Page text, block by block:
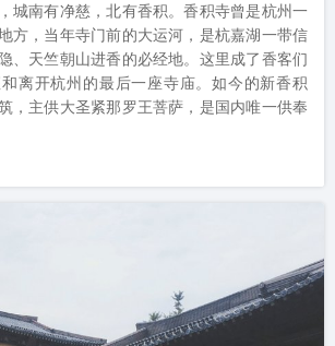
城南有净慈，北有香积。香积寺曾是杭州一
方，当年寺门前的大运河，是杭嘉湖一带信
、天竺朝山进香的必经地。这里成了香客们
离开杭州的最后一座寺庙。如今的新香积
，主供大圣紧那罗王菩萨，是国内唯一供奉